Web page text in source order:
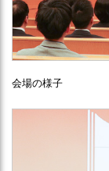
会場の様子